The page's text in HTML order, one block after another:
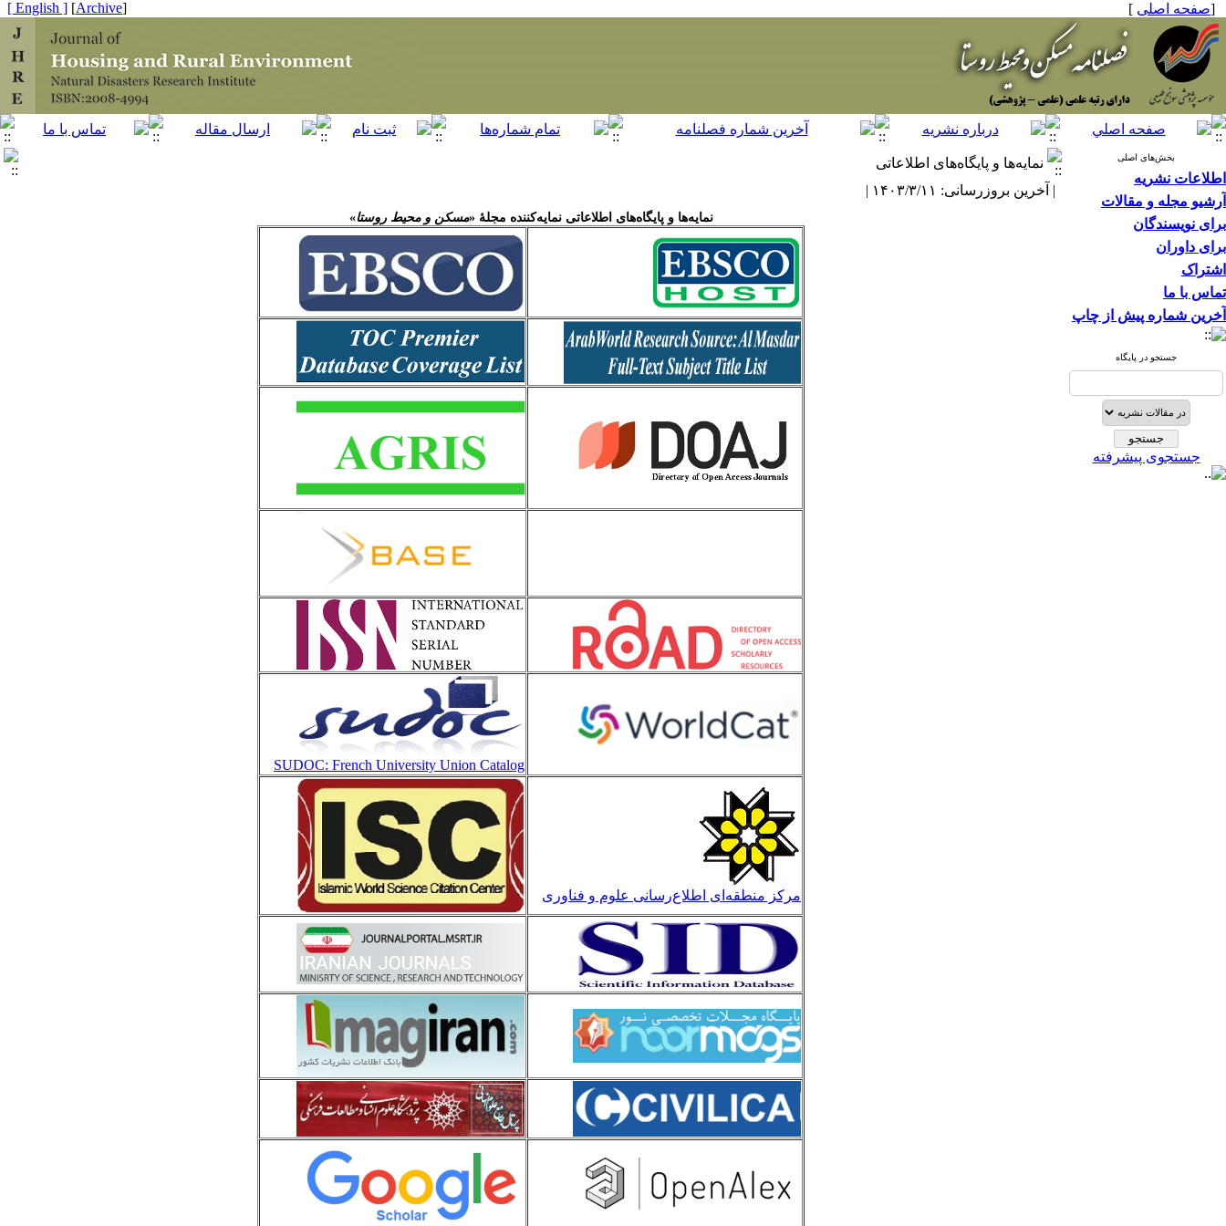
[صفحه اصلی ]
[
Archive
]
[ English ]
بخش‌های اصلی
اطلاعات نشریه
آرشیو مجله و مقالات
برای نویسندگان
برای داوران
اشتراک
تماس با ما
آخرین شماره پیش از چاپ
جستجو در پایگاه
جستجوی پیشرفته
نمایه‌ها و پایگاه‌های اطلاعاتی
| آخرین بروزرسانی: ۱۴۰۳/۳/۱۱ |
نمایه‌ها و پایگاه‌های اطلاعاتی نمایه‌کننده مجلۀ «مسکن و محیط روستا»
SUDOC: French University Union Catalog
مرکز منطقه‌ای اطلاع‌رسانی علوم و فناوری